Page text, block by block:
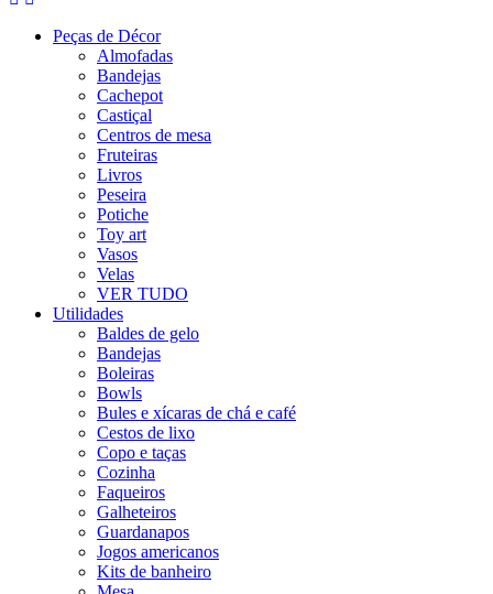
Peças de Décor
Almofadas
Bandejas
Cachepot
Castiçal
Centros de mesa
Fruteiras
Livros
Peseira
Potiche
Toy art
Vasos
Velas
VER TUDO
Utilidades
Baldes de gelo
Bandejas
Boleiras
Bowls
Bules e xícaras de chá e café
Cestos de lixo
Copo e taças
Cozinha
Faqueiros
Galheteiros
Guardanapos
Jogos americanos
Kits de banheiro